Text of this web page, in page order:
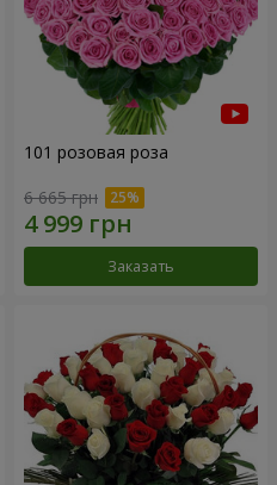
101 розовая роза
6 665 грн
Заказать